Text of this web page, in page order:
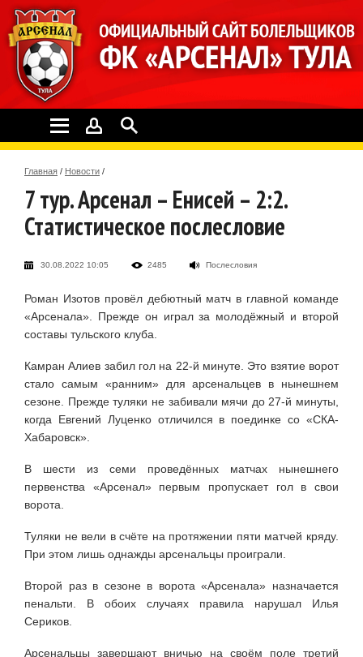
Главная / Новости /
7 тур. Арсенал – Енисей – 2:2.
Статистическое послесловие
30.08.2022 10:05 2485 Послесловия
Роман Изотов провёл дебютный матч в главной команде
«Арсенала». Прежде он играл за молодёжный и второй
составы тульского клуба.
Камран Алиев забил гол на 22-й минуте. Это взятие ворот
стало самым «ранним» для арсенальцев в нынешнем
сезоне. Прежде туляки не забивали мячи до 27-й минуты,
когда Евгений Луценко отличился в поединке со «СКА-
Хабаровск».
В шести из семи проведённых матчах нынешнего
первенства «Арсенал» первым пропускает гол в свои
ворота.
Туляки не вели в счёте на протяжении пяти матчей кряду.
При этом лишь однажды арсенальцы проиграли.
Второй раз в сезоне в ворота «Арсенала» назначается
пенальти. В обоих случаях правила нарушал Илья
Сериков.
Арсенальцы завершают вничью на своём поле третий